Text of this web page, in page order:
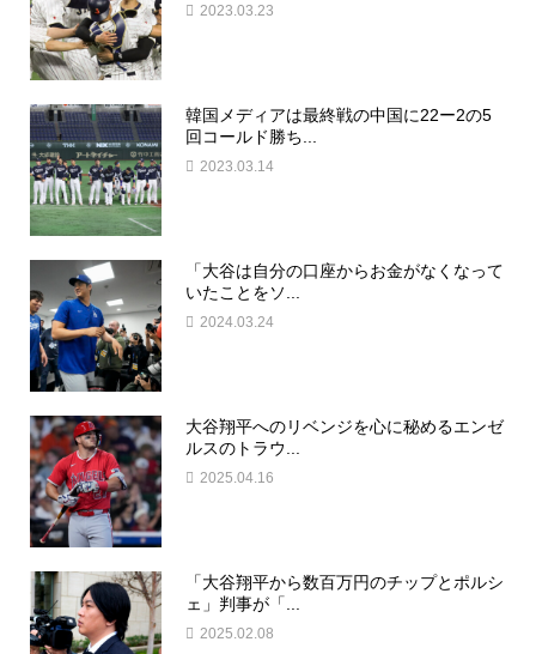
2023.03.23
韓国メディアは最終戦の中国に22ー2の5
回コールド勝ち...
2023.03.14
「大谷は自分の口座からお金がなくなって
いたことをソ...
2024.03.24
大谷翔平へのリベンジを心に秘めるエンゼ
ルスのトラウ...
2025.04.16
「大谷翔平から数百万円のチップとポルシ
ェ」判事が「...
2025.02.08